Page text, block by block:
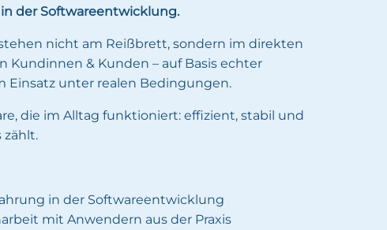
der Softwareentwicklung.
nicht am Reißbrett, sondern im direkten
Kundinnen & Kunden – auf Basis echter
Einsatz unter realen Bedingungen.
die im Alltag funktioniert: effizient, stabil und
zählt.
in der Softwareentwicklung
mit Anwendern aus der Praxis